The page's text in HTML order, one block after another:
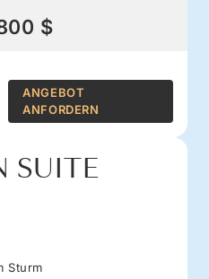
$
ANGEBOT
ANFORDERN
SUITE
Sturm